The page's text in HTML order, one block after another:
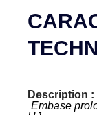
Description :
Embase